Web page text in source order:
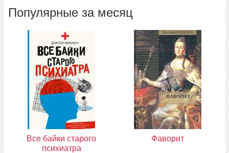
Популярные за месяц
Все байки старого
психиатра
Фаворит